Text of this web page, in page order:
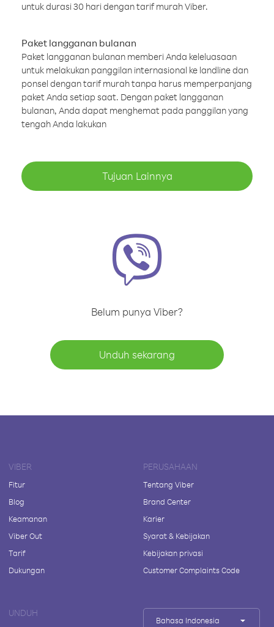
untuk durasi 30 hari dengan tarif murah Viber.
Paket langganan bulanan
Paket langganan bulanan memberi Anda keleluasaan
untuk melakukan panggilan internasional ke landline dan
ponsel dengan tarif murah tanpa harus memperpanjang
paket Anda setiap saat. Dengan paket langganan
bulanan, Anda dapat menghemat pada panggilan yang
tengah Anda lakukan
Tujuan Lainnya
Belum punya Viber?
Unduh sekarang
VIBER
Fitur
Blog
Keamanan
Viber Out
Tarif
Dukungan
PERUSAHAAN
Tentang Viber
Brand Center
Karier
Syarat & Kebijakan
Kebijakan privasi
Customer Complaints Code
UNDUH
Bahasa Indonesia